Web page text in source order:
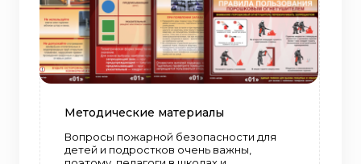
Методические материалы
Вопросы пожарной безопасности для
детей и подростков очень важны,